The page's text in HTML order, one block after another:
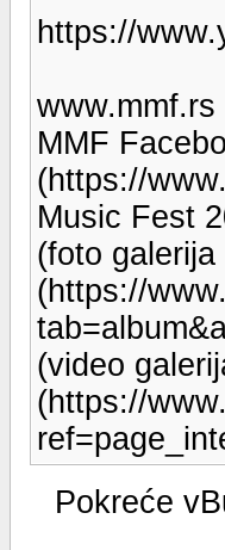
https://
MMF
(https://
Music Fest
(foto galerija
(https://
(video
(https://
Pokreće